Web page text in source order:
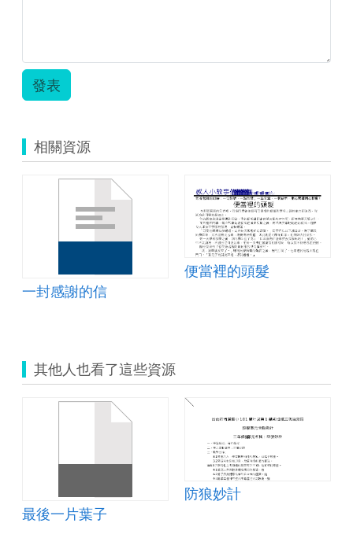
發表
相關資源
一封感謝的信
便當裡的頭髮
其他人也看了這些資源
最後一片葉子
防狼妙計